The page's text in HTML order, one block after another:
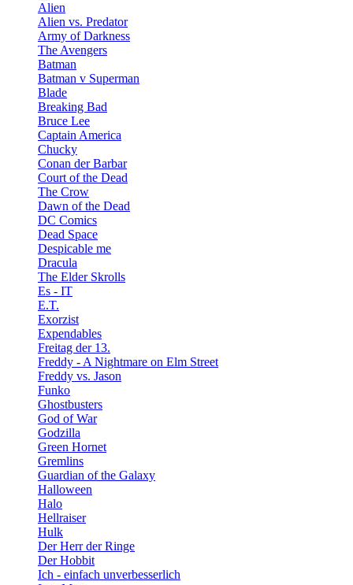
Alien
Alien vs. Predator
Army of Darkness
The Avengers
Batman
Batman v Superman
Blade
Breaking Bad
Bruce Lee
Captain America
Chucky
Conan der Barbar
Court of the Dead
The Crow
Dawn of the Dead
DC Comics
Dead Space
Despicable me
Dracula
The Elder Skrolls
Es - IT
E.T.
Exorzist
Expendables
Freitag der 13.
Freddy - A Nightmare on Elm Street
Freddy vs. Jason
Funko
Ghostbusters
God of War
Godzilla
Green Hornet
Gremlins
Guardian of the Galaxy
Halloween
Halo
Hellraiser
Hulk
Der Herr der Ringe
Der Hobbit
Ich - einfach unverbesserlich